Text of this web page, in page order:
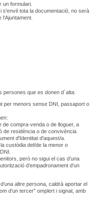
un formulari.
s'enviï tota la documentació, no serà
persones que es donen d´alta:
per menors sense DNI, passaport o
compra-venda o de lloguer, a
de residència o de convivència
d'Identitat d'aquest/a.
custòdia del/de la menor o
però no sigui el cas d’una
d’empadronament d’un
altre persona, caldrà aportar el
d’un tercer” omplert i signat, amb